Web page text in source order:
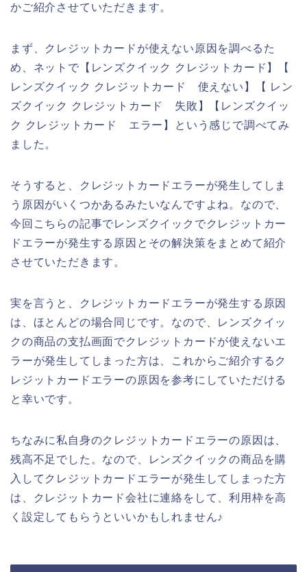
かご紹介させていただきます。
まず、クレジットカードが使えない原因を調べるた
め、ネットで【レンズクイック クレジットカード】【
レンズクイック クレジットカード 使えない】【 レン
ズクイック クレジットカード 失敗】【レンズクイッ
ク クレジットカード エラー】という感じで調べてみ
ました。
そうすると、クレジットカードエラーが発生してしま
う原因がいくつかあるみたいなんですよね。なので、
今回こちらの記事でレンズクイックでクレジットカー
ドエラーが発生する原因とその解決策をまとめて紹介
させていただきます。
実を言うと、クレジットカードエラーが発生する原因
は、ほとんどの場合同じです。なので、レンズクイッ
クの商品の支払画面でクレジットカードが使えないエ
ラーが発生してしまった方は、これからご紹介するク
レジットカードエラーの原因を参考にしていただける
と幸いです。
ちなみに私自身のクレジットカードエラーの原因は、
残高不足でした。なので、レンズクイックの商品を購
入してクレジットカードエラーが発生してしまった方
は、クレジットカード会社に連絡をして、利用枠を高
く設定してもらうといいかもしれません♪